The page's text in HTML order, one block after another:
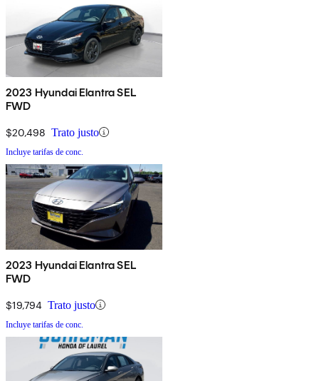
2023 Hyundai Elantra SEL
FWD
$20,498 Trato justo
Incluye tarifas de conc.
2023 Hyundai Elantra SEL
FWD
$19,794 Trato justo
Incluye tarifas de conc.